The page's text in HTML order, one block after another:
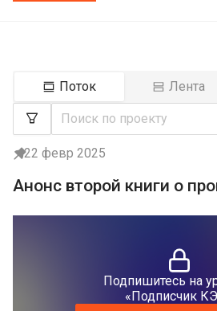
Поток Лента
22 февр 2025
Анонс второй книги о
Подпишитесь на
«Подписчик